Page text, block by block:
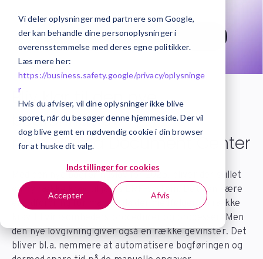
Vi deler oplysninger med partnere som Google,
der kan behandle dine personoplysninger i
overensstemmelse med deres egne politikker.
Læs mere her:
https://business.safety.google/privacy/oplysninge
r
Hvis du afviser, vil dine oplysninger ikke blive
sporet, når du besøger denne hjemmeside. Der vil
dog blive gemt en nødvendig cookie i din browser
for at huske dit valg.
Indstillinger for cookies
Accepter Afvis
Kontakt os
Bliv klar til den nye
bogføringslov
med Visma Document Center
Med den nye bogføringslov for 2025, bliver der stillet
en ny række krav til jeres ERP-system. Det kan være
en udfordring for mange, da der medfølger en række
krav til virksomheders procedurer og processer. Men
den nye lovgivning giver også en række gevinster. Det
bliver bl.a. nemmere at automatisere bogføringen og